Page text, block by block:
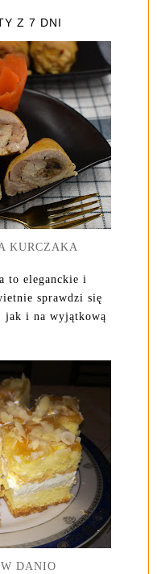
Z 7 DNI
KURCZAKA
to eleganckie i
sprawdzi się
jak i na wyjątkową
DANIO